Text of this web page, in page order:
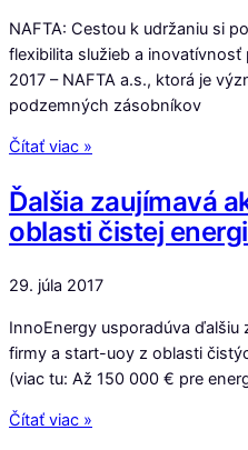
NAFTA: Cestou k udržaniu si
flexibilita služieb a inovatívnosť
2017 – NAFTA a.s., ktorá je
podzemných zásobníkov
Čítať viac »
Ďalšia zaujímavá
oblasti čistej
29. júla 2017
InnoEnergy usporadúva ďalšiu
firmy a start-uoy z oblasti
(viac tu: Až 150 000 € pre
Čítať viac »